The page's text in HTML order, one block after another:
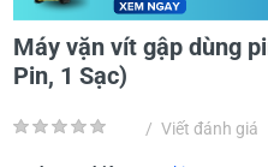
Máy vặn vít gập dùng
Pin, 1 Sạc)
/ Viết đánh giá